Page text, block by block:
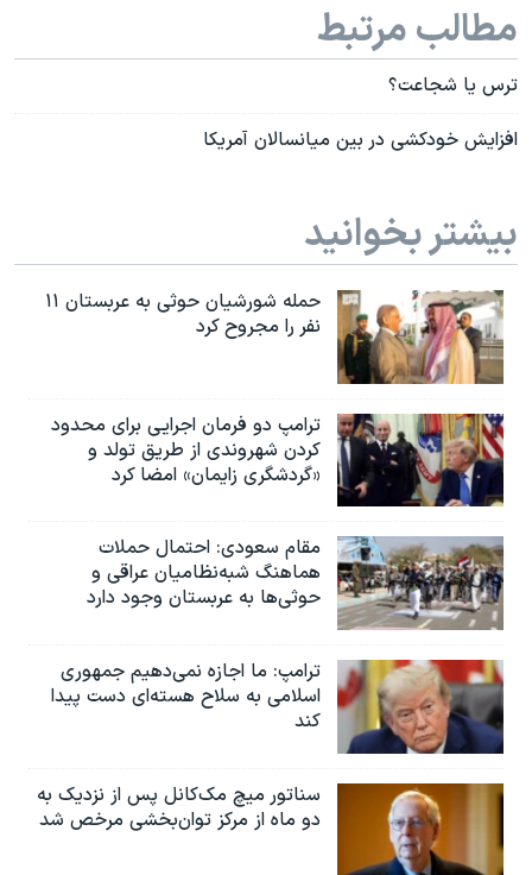
مطالب مرتبط
ترس یا شجاعت؟
افزايش خودکشی در بين ميانسالان آمريکا
بیشتر بخوانید
حمله شورشیان حوثی به عربستان ۱۱
نفر را مجروح کرد
ترامپ دو فرمان اجرایی برای محدود
کردن شهروندی از طریق تولد و
«گردشگری زایمان» امضا کرد
مقام سعودی: احتمال حملات
هماهنگ شبه‌نظامیان عراقی و
حوثی‌ها به عربستان وجود دارد
ترامپ: ما اجازه نمی‌دهیم جمهوری
اسلامی به سلاح هسته‌ای دست پیدا
کند
سناتور میچ مک‌کانل پس از نزدیک به
دو ماه از مرکز توان‌بخشی مرخص شد